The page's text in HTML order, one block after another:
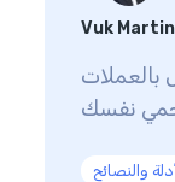
Vuk
بالعملات
والنصائح